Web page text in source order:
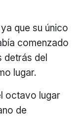
que su único
comenzado
detrás del
lugar.
octavo lugar
de